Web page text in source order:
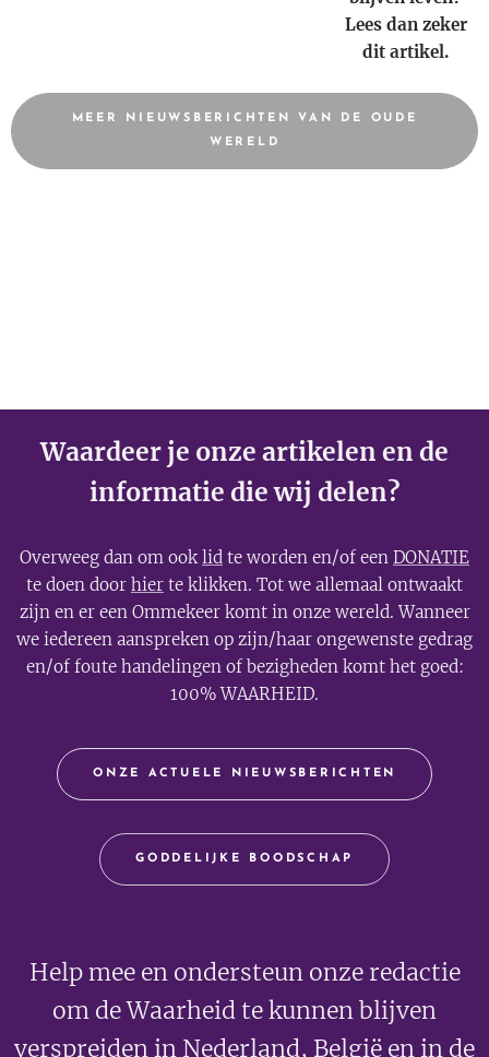
Lees dan zeker
dit artikel.
MEER NIEUWSBERICHTEN VAN DE OUDE
WERELD
Waardeer je onze artikelen en de
informatie die wij delen?
Overweeg dan om ooklid te worden en/of een DONATIE
te doen door hier te klikken. Tot we allemaal ontwaakt
zijn en er een Ommekeer komt in onze wereld. Wanneer
we iedereen aanspreken op zijn/haar ongewenste gedrag
en/of foute handelingen of bezigheden komt het goed:
100% WAARHEID.
ONZE ACTUELE NIEUWSBERICHTEN
GODDELIJKE BOODSCHAP
Help mee en ondersteun onze redactie
om de Waarheid te kunnen blijven
verspreiden in Nederland, België en in de